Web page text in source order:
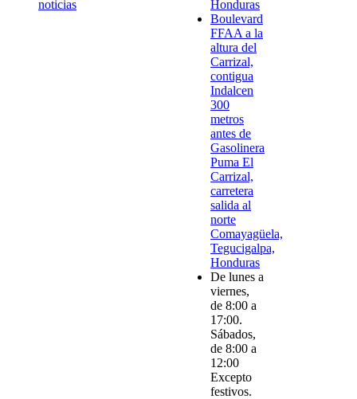
noticias
Honduras
Boulevard
FFAA a la
altura del
Carrizal,
contigua
Indalcen
300
metros
antes de
Gasolinera
Puma El
Carrizal,
carretera
salida al
norte
Comayagüela,
Tegucigalpa,
Honduras
De lunes a
viernes,
de 8:00 a
17:00.
Sábados,
de 8:00 a
12:00
Excepto
festivos.